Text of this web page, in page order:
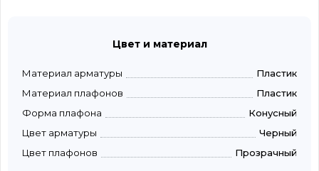
Цвет и материал
Материал арматуры
Пластик
Материал плафонов
Пластик
Форма плафона
Конусный
Цвет арматуры
Черный
Цвет плафонов
Прозрачный